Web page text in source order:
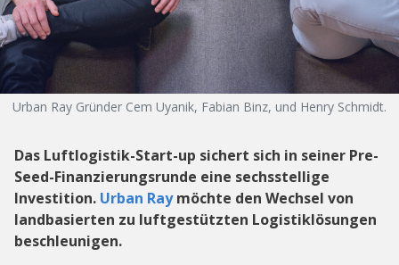
Urban Ray Gründer Cem Uyanik, Fabian Binz, und Henry Schmidt.
Das Luftlogistik-Start-up sichert sich in seiner Pre-
Seed-Finanzierungsrunde eine sechsstellige
Investition. Urban Raymöchte den Wechsel von
landbasierten zu luftgestützten Logistiklösungen
beschleunigen.